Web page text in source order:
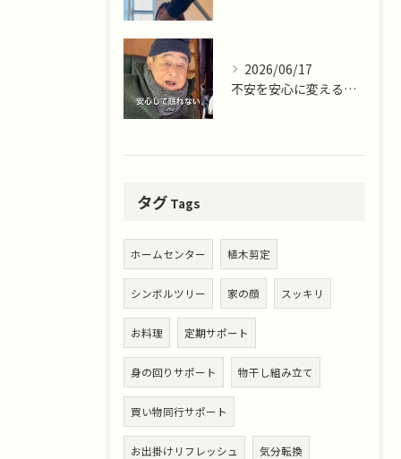
2026/06/17
不安を安心に変える仕事。
タグ Tags
ホームセンター 植木剪定
シンボルツリー 家の顔 スッキリ
お料理 定期サポート
身の回りサポート 物干し組み立て
買い物同行サポート
お出掛けリフレッシュ 気分転換